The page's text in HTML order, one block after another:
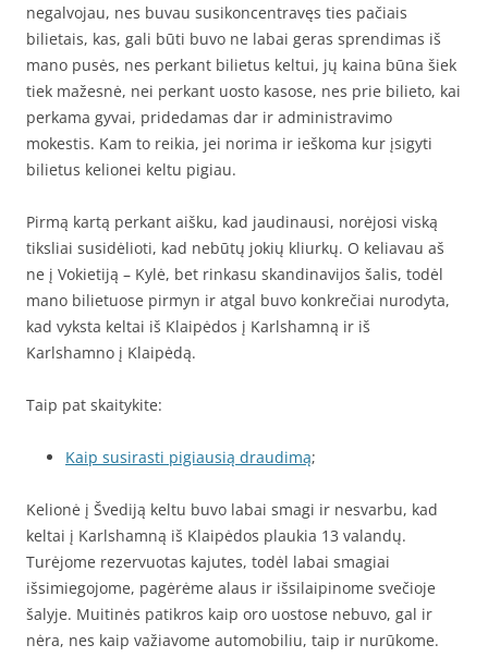
negalvojau, nes buvau susikoncentravęs ties pačiais
bilietais, kas, gali būti buvo ne labai geras sprendimas iš
mano pusės, nes perkant bilietus keltui, jų kaina būna šiek
tiek mažesnė, nei perkant uosto kasose, nes prie bilieto, kai
perkama gyvai, pridedamas dar ir administravimo
mokestis. Kam to reikia, jei norima ir ieškoma kur įsigyti
bilietus kelionei keltu pigiau.
Pirmą kartą perkant aišku, kad jaudinausi, norėjosi viską
tiksliai susidėlioti, kad nebūtų jokių kliurkų. O keliavau aš
ne į Vokietiją – Kylė, bet rinkasu skandinavijos šalis, todėl
mano bilietuose pirmyn ir atgal buvo konkrečiai nurodyta,
kad vyksta keltai iš Klaipėdos į Karlshamną ir iš
Karlshamno į Klaipėdą.
Taip pat skaitykite:
Kaip susirasti pigiausią draudimą;
Kelionė į Švediją keltu buvo labai smagi ir nesvarbu, kad
keltai į Karlshamną iš Klaipėdos plaukia 13 valandų.
Turėjome rezervuotas kajutes, todėl labai smagiai
išsimiegojome, pagėrėme alaus ir išsilaipinome svečioje
šalyje. Muitinės patikros kaip oro uostose nebuvo, gal ir
nėra, nes kaip važiavome automobiliu, taip ir nurūkome.